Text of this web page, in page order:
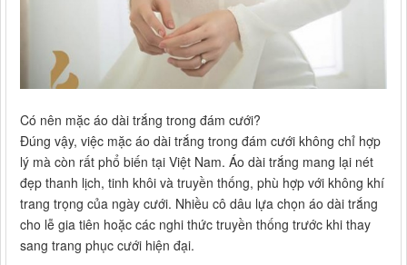
Có nên mặc áo dài trắng trong đám cưới?
Đúng vậy, việc mặc áo dài trắng trong đám cưới không chỉ hợp
lý mà còn rất phổ biến tại Việt Nam. Áo dài trắng mang lại nét
đẹp thanh lịch, tinh khôi và truyền thống, phù hợp với không khí
trang trọng của ngày cưới. Nhiều cô dâu lựa chọn áo dài trắng
cho lễ gia tiên hoặc các nghi thức truyền thống trước khi thay
sang trang phục cưới hiện đại.